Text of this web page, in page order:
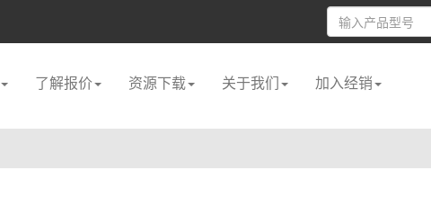
了解报价 资源下载 关于我们 加入经销